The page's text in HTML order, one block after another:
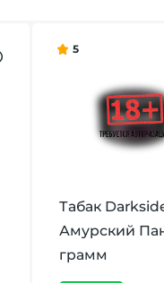
5
Табак
Амурский
грамм